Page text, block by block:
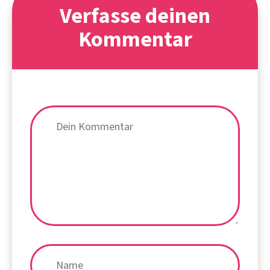
Verfasse deinen
Kommentar